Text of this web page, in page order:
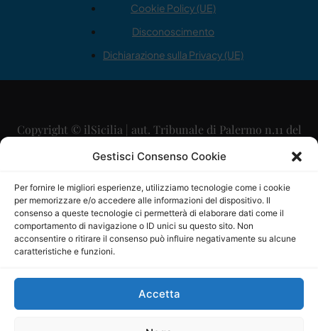
Gestisci Consenso Cookie
Per fornire le migliori esperienze, utilizziamo tecnologie come i cookie
per memorizzare e/o accedere alle informazioni del dispositivo. Il
consenso a queste tecnologie ci permetterà di elaborare dati come il
comportamento di navigazione o ID unici su questo sito. Non
acconsentire o ritirare il consenso può influire negativamente su alcune
caratteristiche e funzioni.
Accetta
Cookie Policy (UE)
Disconoscimento
Dichiarazione sulla Privacy (UE)
Copyright © ilSicilia | aut. Tribunale di Palermo n.11 del
29/09/2015
Direttore Editoriale: Maurizio Scaglione
Direttore Responsabile: Maria Calabrese
P.IVA: 06334930820
Mercurio Comunicazione Società Cooperativa a r.l. è
iscritta al Registro degli Operatori di Comunicazione al